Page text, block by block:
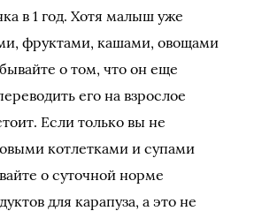
в 1 год. Хотя малыш уже
фруктами, кашами, овощами
о том, что он еще
его на взрослое
Если только вы не
котлетками и супами
о суточной норме
для карапуза, а это не